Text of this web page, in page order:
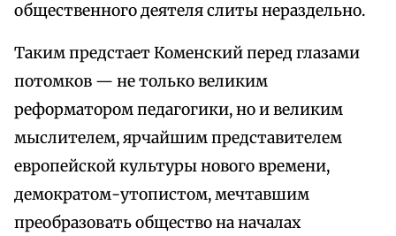
общественного деятеля слиты нераздельно.
Таким предстает Коменский перед глазами
потомков — не только великим
реформатором педагогики, но и великим
мыслителем, ярчайшим представителем
европейской культуры нового времени,
демократом-утопистом, мечтавшим
преобразовать общество на началах